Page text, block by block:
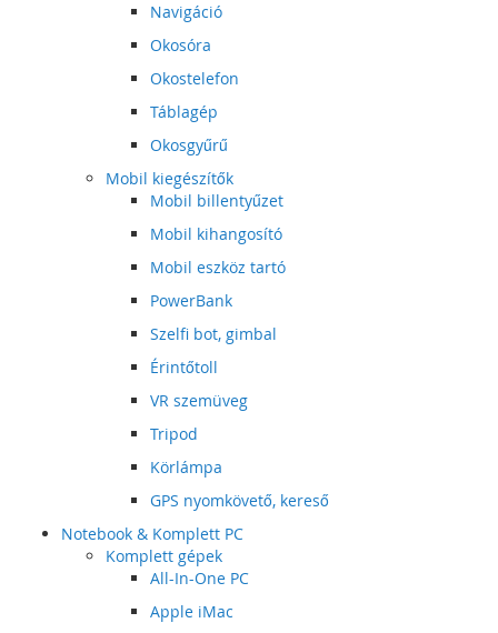
Navigáció
Okosóra
Okostelefon
Táblagép
Okosgyűrű
Mobil kiegészítők
Mobil billentyűzet
Mobil kihangosító
Mobil eszköz tartó
PowerBank
Szelfi bot, gimbal
Érintőtoll
VR szemüveg
Tripod
Körlámpa
GPS nyomkövető, kereső
Notebook & Komplett PC
Komplett gépek
All-In-One PC
Apple iMac